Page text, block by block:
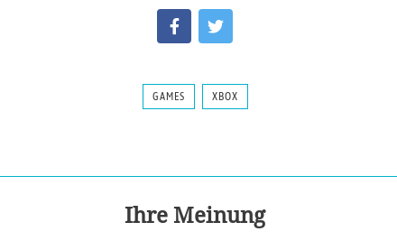
GAMES XBOX
Ihre Meinung